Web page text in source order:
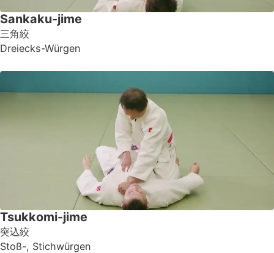
Sankaku-jime
三角絞
Dreiecks-Würgen
Tsukkomi-jime
突込絞
Stoß-, Stichwürgen